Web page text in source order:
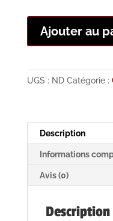
LEOPARD
Ajouter au
UGS : ND Catégorie :
Description
Informations
Avis (0)
Description